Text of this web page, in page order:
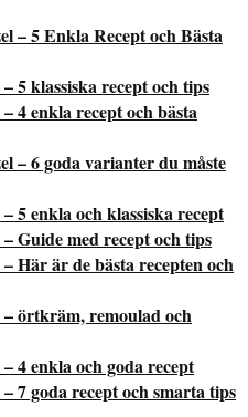
– 5 Enkla Recept och Bästa
5 klassiska recept och tips
4 enkla recept och bästa
– 6 goda varianter du måste
5 enkla och klassiska recept
Guide med recept och tips
Här är de bästa recepten och
örtkräm, remoulad och
4 enkla och goda recept
7 goda recept och smarta tips